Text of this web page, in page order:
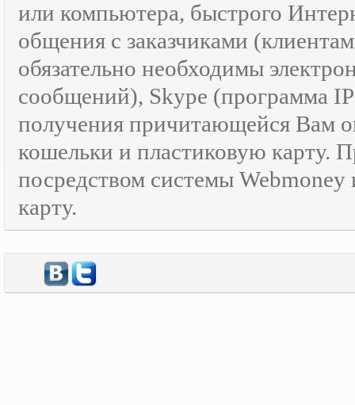
или компьютера, быстрого
общения с заказчиками
обязательно необходимы
сообщений), Skype (программа
получения причитающейся Вам
кошельки и пластиковую карту.
посредством системы
карту.